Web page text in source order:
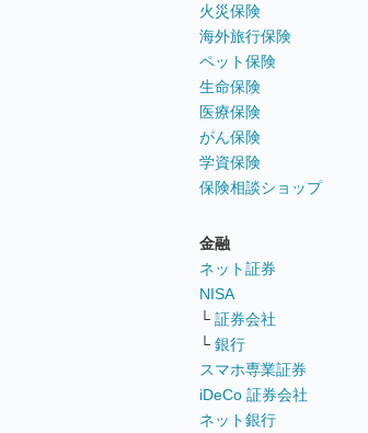
火災保険
海外旅行保険
ペット保険
生命保険
医療保険
がん保険
学資保険
保険相談ショップ
金融
ネット証券
NISA
└ 証券会社
└ 銀行
スマホ専業証券
iDeCo 証券会社
ネット銀行